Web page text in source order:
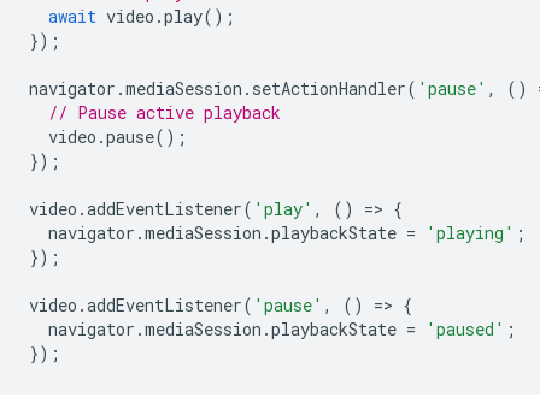
await video .play();
});
navigator .mediaSession . setActionHandler( 'pause' , ()
// Pause active playback
video .pause();
});
video .addEventListener( 'play' , () => {
navigator .mediaSession .playbackState = 'playing' ;
});
video .addEventListener( 'pause' , () => {
navigator .mediaSession .playbackState = 'paused' ;
});